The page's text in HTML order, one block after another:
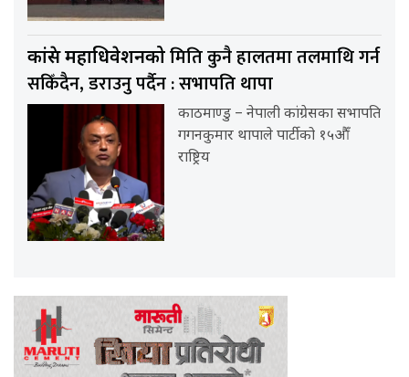
कांग्रेस महाधिवेशनकोमिति कुनै हालतमा तलमाथि गर्न
सकिँदैन, डराउनु पर्दैन : सभापति थापा
काठमाण्डु – नेपाली कांग्रेसका सभापति
गगनकुमार थापाले पार्टीको १५औँ
राष्ट्रिय